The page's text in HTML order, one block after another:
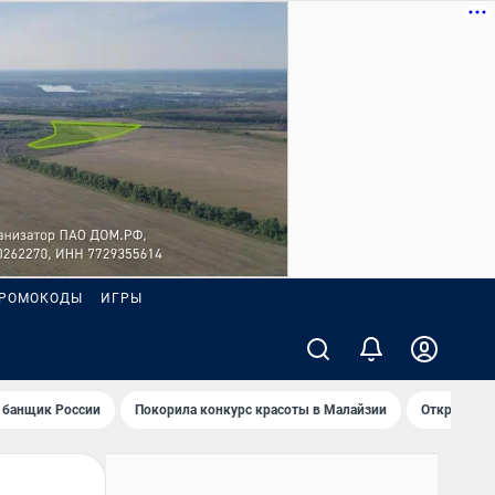
ИГРЫ
России Покорила конкурс красоты в Малайзии Открыл